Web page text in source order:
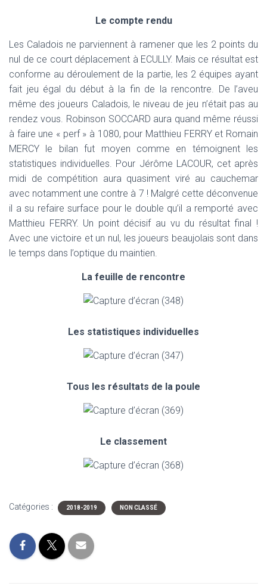
Le compte rendu
Les Caladois ne parviennent à ramener que les 2 points du
nul de ce court déplacement à ECULLY. Mais ce résultat est
conforme au déroulement de la partie, les 2 équipes ayant
fait jeu égal du début à la fin de la rencontre. De l’aveu
même des joueurs Caladois, le niveau de jeu n’était pas au
rendez vous. Robinson SOCCARD aura quand même réussi
à faire une « perf » à 1080, pour Matthieu FERRY et Romain
MERCY le bilan fut moyen comme en témoignent les
statistiques individuelles. Pour Jérôme LACOUR, cet après
midi de compétition aura quasiment viré au cauchemar
avec notamment une contre à 7 ! Malgré cette déconvenue
il a su refaire surface pour le double qu’il a remporté avec
Matthieu FERRY. Un point décisif au vu du résultat final !
Avec une victoire et un nul, les joueurs beaujolais sont dans
le temps dans l’optique du maintien.
La feuille de rencontre
Les statistiques individuelles
Tous les résultats de la poule
Le classement
Catégories : 2018-2019 NON CLASSÉ